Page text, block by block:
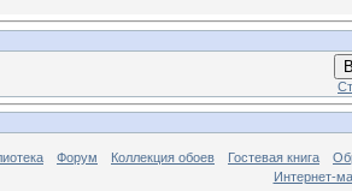
Форум Коллекция обоев Гостевая книга
Интернет-